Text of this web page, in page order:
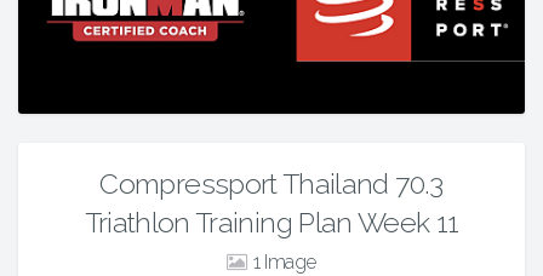
Compressport Thailand 70.3
Triathlon Training Plan Week 11
1